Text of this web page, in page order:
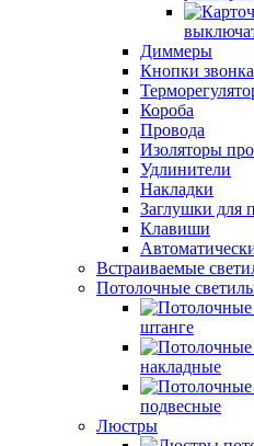
Диммеры
Кнопки звонка
Короба
Провода
Изоляторы
Удлинители
Накладки
Заглушки для
Клавиши
Встраиваемые
Потолочные
штанге
накладные
подвесные
Люстры